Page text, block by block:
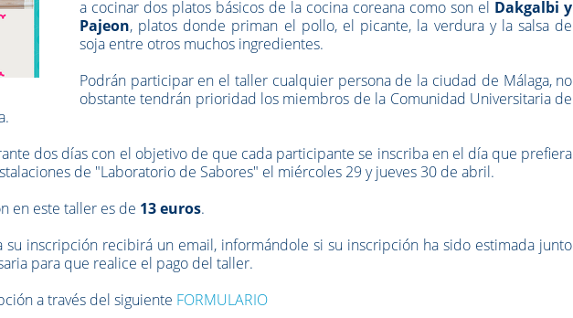
a cocinar dos platos básicos de la cocina coreana como son el Dakgalbi y
Pajeon, platos donde priman el pollo, el picante, la verdura y la salsa de
soja entre otros muchos ingredientes.
Podrán participar en el taller cualquier persona de la ciudad de Málaga, no
obstante tendrán prioridad los miembros de la Comunidad Universitaria de
dos días con el objetivo de que cada participante se inscriba en el día que prefiera
de "Laboratorio de Sabores" el miércoles 29 y jueves 30 de abril.
en este taller es de 13 euros.
su inscripción recibirá un email, informándole si su inscripción ha sido estimada junto
para que realice el pago del taller.
a través del siguiente FORMULARIO